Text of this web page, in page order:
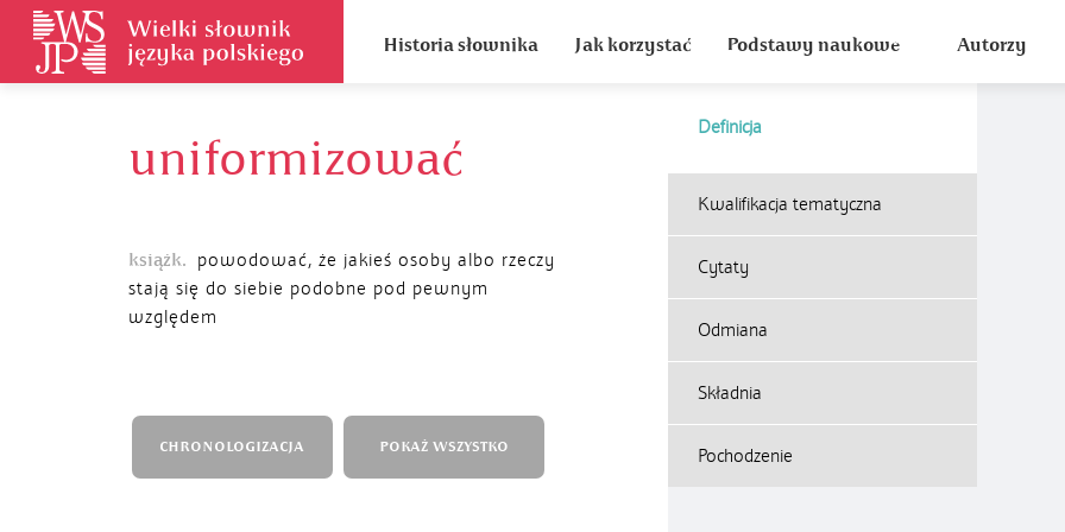
Historia słownika Jak korzystać Podstawy naukowe Autorzy
uniformizować
Definicja
książk.
powodować, że jakieś osoby albo rzeczy
stają się do siebie podobne pod pewnym
względem
Kwalifikacja tematyczna
Cytaty
Odmiana
Składnia
Pochodzenie
CHRONOLOGIZACJA POKAŻ WSZYSTKO